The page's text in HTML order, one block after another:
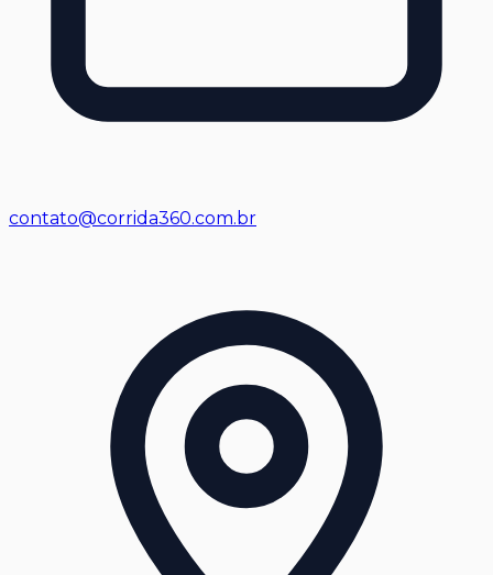
contato@corrida360.com.br